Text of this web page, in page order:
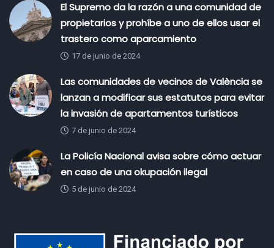
El Supremo da la razón a una comunidad de
propietarios y prohíbe a uno de ellos usar el
trastero como aparcamiento
17 de junio de 2024
Las comunidades de vecinos de València se
lanzan a modificar sus estatutos para evitar
la invasión de apartamentos turísticos
7 de junio de 2024
La Policía Nacional avisa sobre cómo actuar
en caso de una okupación ilegal
5 de junio de 2024